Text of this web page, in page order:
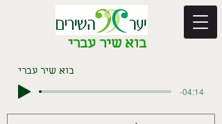
בוא שיר עברי
בוא שיר עברי
-04:14